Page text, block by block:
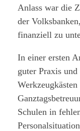
Anlass war die
der
finanziell zu
In einer ersten
guter Praxis
Schulen in